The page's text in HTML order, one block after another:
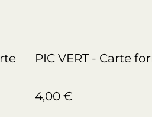
PIC VERT - Carte
4,00 €